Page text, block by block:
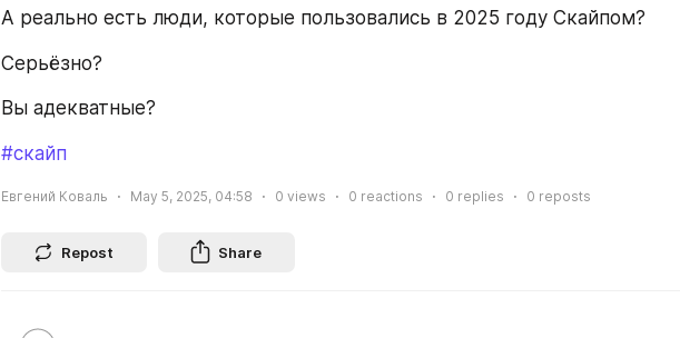
А реально есть люди, которые пользовались в 2025 году Скайпом?
Серьёзно?
Вы адекватные?
#скайп
Евгений Коваль May 5, 2025, 04:58 0 views 0 reactions 0 replies 0 reposts
Repost Share